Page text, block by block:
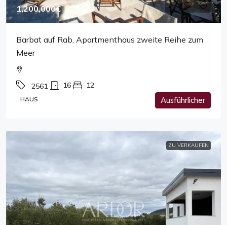
1,200,000€
Barbat auf Rab, Apartmenthaus zweite Reihe zum
Meer
2561 16 12
HAUS Ausführlicher
ZU VERKAUFEN